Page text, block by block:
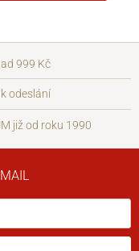
999 Kč
odeslání
již od roku 1990